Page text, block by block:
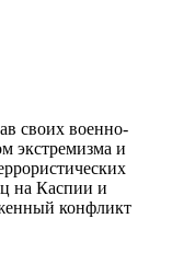
своих военно-
экстремизма и
на Каспии и
конфликт